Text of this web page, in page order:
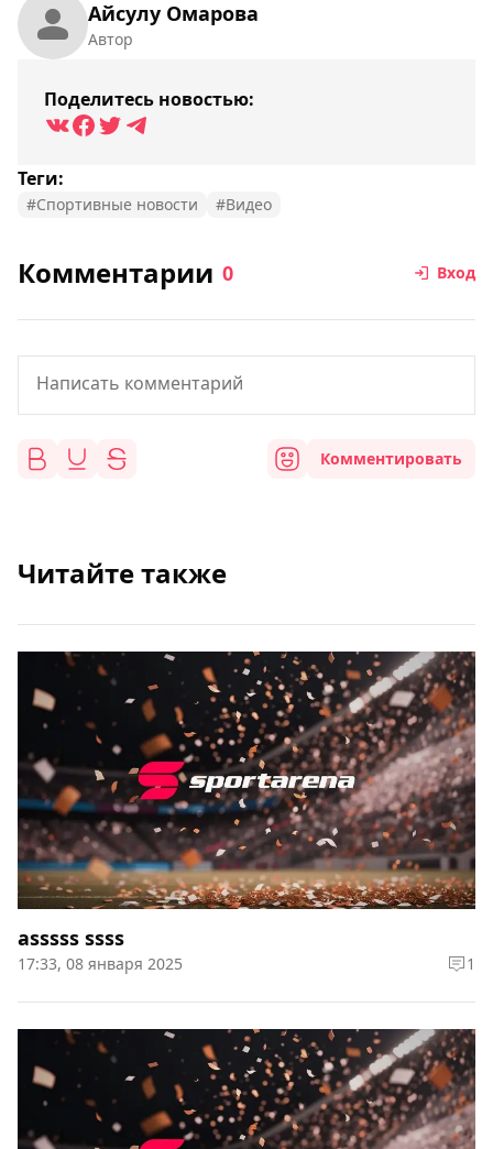
Айсулу Омарова
Автор
Поделитесь новостью:
Теги:
#Спортивные новости #Видео
Комментарии 0 Вход
Комментировать
Читайте также
asssss ssss
17:33, 08 января 2025 1